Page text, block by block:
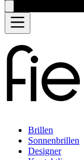
Brillen
Sonnenbrillen
Designer